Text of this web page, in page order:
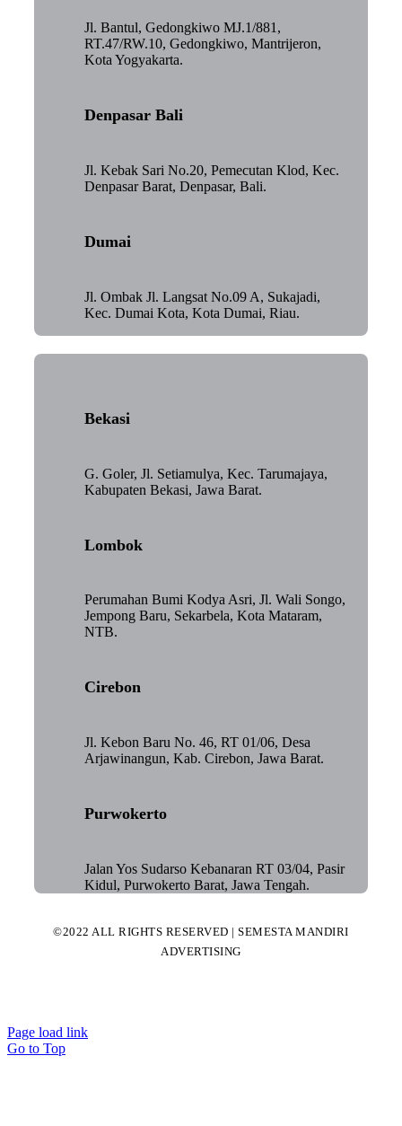
Jl. Bantul, Gedongkiwo MJ.1/881,
RT.47/RW.10, Gedongkiwo, Mantrijeron,
Kota Yogyakarta.
Denpasar Bali
Jl. Kebak Sari No.20, Pemecutan Klod, Kec.
Denpasar Barat, Denpasar, Bali.
Dumai
Jl. Ombak Jl. Langsat No.09 A, Sukajadi,
Kec. Dumai Kota, Kota Dumai, Riau.
Bekasi
G. Goler, Jl. Setiamulya, Kec. Tarumajaya,
Kabupaten Bekasi, Jawa Barat.
Lombok
Perumahan Bumi Kodya Asri, Jl. Wali Songo,
Jempong Baru, Sekarbela, Kota Mataram,
NTB.
Cirebon
Jl. Kebon Baru No. 46, RT 01/06, Desa
Arjawinangun, Kab. Cirebon, Jawa Barat.
Purwokerto
Jalan Yos Sudarso Kebanaran RT 03/04, Pasir
Kidul, Purwokerto Barat, Jawa Tengah.
©2022 ALL RIGHTS RESERVED | SEMESTA MANDIRI
ADVERTISING
Page load link
Go to Top